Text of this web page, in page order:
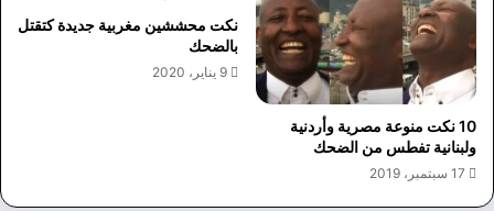
10 نكت منوعة مصرية وأردنية
ولبنانية تفطس من الضحك
17 سبتمبر، 2019
نكت محششين مغربية جديدة كتقتل
بالضحك
9 يناير، 2020